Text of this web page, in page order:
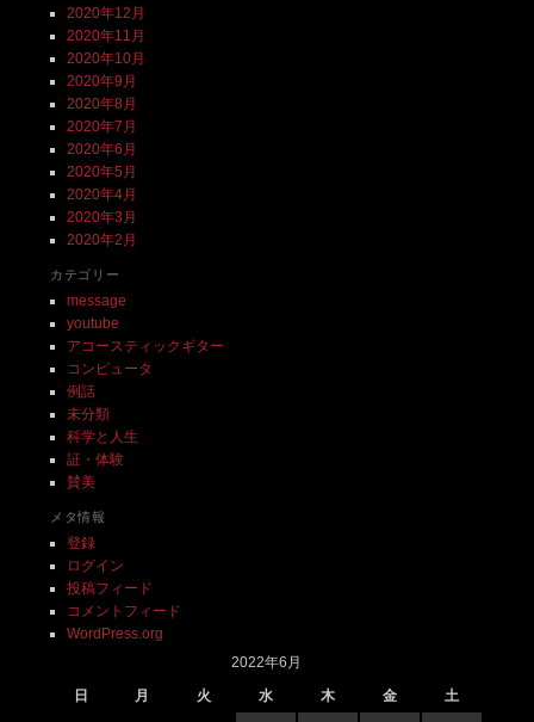
2020年12月
2020年11月
2020年10月
2020年9月
2020年8月
2020年7月
2020年6月
2020年5月
2020年4月
2020年3月
2020年2月
カテゴリー
message
youtube
アコースティックギター
コンピュータ
例話
未分類
科学と人生
証・体験
賛美
メタ情報
登録
ログイン
投稿フィード
コメントフィード
WordPress.org
2022年6月
日
月 火 水 木 金
土